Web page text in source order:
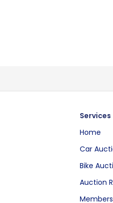
Services
Home
Car
Bike
Auction